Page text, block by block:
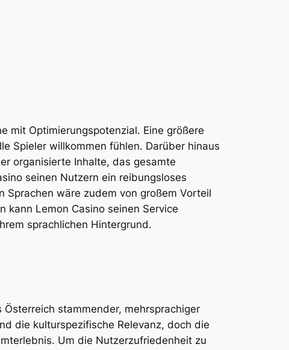
mit Optimierungspotenzial. Eine größere
Spieler willkommen fühlen. Darüber hinaus
organisierte Inhalte, das gesamte
seinen Nutzern ein reibungsloses
Sprachen wäre zudem von großem Vorteil
kann Lemon Casino seinen Service
sprachlichen Hintergrund.
stammender, mehrsprachiger
die kulturspezifische Relevanz, doch die
Um die Nutzerzufriedenheit zu